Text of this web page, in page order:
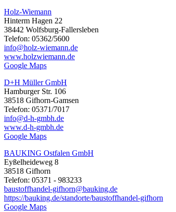
Holz-Wiemann
Hinterm Hagen 22
38442 Wolfsburg-Fallersleben
Telefon: 05362/5600
info@holz-wiemann.de
www.holzwiemann.de
Google Maps
D+H Müller GmbH
Hamburger Str. 106
38518 Gifhorn-Gamsen
Telefon: 05371/7017
info@d-h-gmbh.de
www.d-h-gmbh.de
Google Maps
BAUKING Ostfalen GmbH
Eyßelheideweg 8
38518 Gifhorn
Telefon: 05371 - 983233
baustoffhandel-gifhorn@bauking.de
https://bauking.de/standorte/baustoffhandel-gifhorn
Google Maps